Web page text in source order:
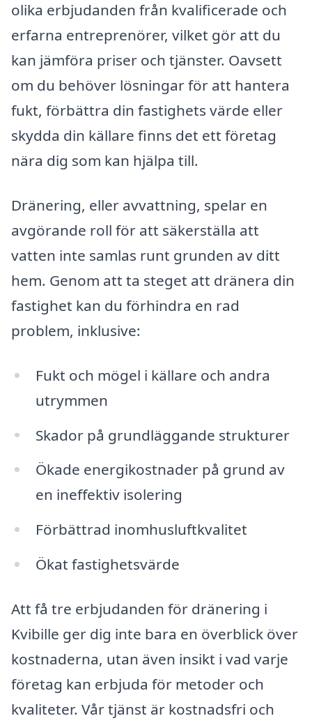
olika erbjudanden från kvalificerade och
erfarna entreprenörer, vilket gör att du
kan jämföra priser och tjänster. Oavsett
om du behöver lösningar för att hantera
fukt, förbättra din fastighets värde eller
skydda din källare finns det ett företag
nära dig som kan hjälpa till.
Dränering, eller avvattning, spelar en
avgörande roll för att säkerställa att
vatten inte samlas runt grunden av ditt
hem. Genom att ta steget att dränera din
fastighet kan du förhindra en rad
problem, inklusive:
Fukt och mögel i källare och andra
utrymmen
Skador på grundläggande strukturer
Ökade energikostnader på grund av
en ineffektiv isolering
Förbättrad inomhusluftkvalitet
Ökat fastighetsvärde
Att få tre erbjudanden för dränering i
Kvibille ger dig inte bara en överblick över
kostnaderna, utan även insikt i vad varje
företag kan erbjuda för metoder och
kvaliteter. Vår tjänst är kostnadsfri och